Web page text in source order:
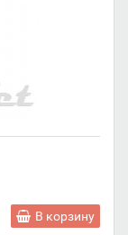
В корзину